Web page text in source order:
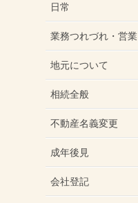
日常
業務つれづれ・営業
地元について
相続全般
不動産名義変更
成年後見
会社登記